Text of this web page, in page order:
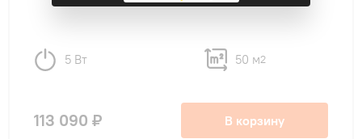
5 Вт 50 м2
113 090 ₽ В корзину